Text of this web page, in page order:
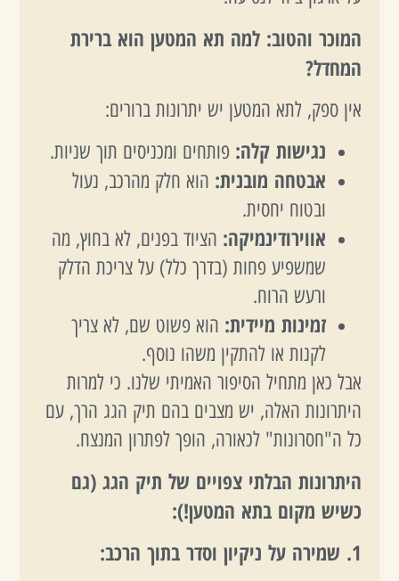
המוכר והטוב: למה תא המטען הוא ברירת
המחדל?
אין ספק, לתא המטען יש יתרונות ברורים:
נגישות קלה: פותחים ומכניסים תוך שניות.
אבטחה מובנית: הוא חלק מהרכב, נעול
ובטוח יחסית.
אווירודינמיקה: הציוד בפנים, לא בחוץ, מה
שמשפיע פחות (בדרך כלל) על צריכת הדלק
ורעש הרוח.
זמינות מיידית: הוא פשוט שם, לא צריך
לקנות או להתקין משהו נוסף.
אבל כאן מתחיל הסיפור האמיתי שלנו. כי למרות
היתרונות האלה, יש מצבים בהם תיק הגג הרך, עם
כל ה"חסרונות" לכאורה, הופך לפתרון המנצח.
היתרונות הבלתי צפויים של תיק הגג (גם
כשיש מקום בתא המטען!):
1. שמירה על ניקיון וסדר בתוך הרכב: